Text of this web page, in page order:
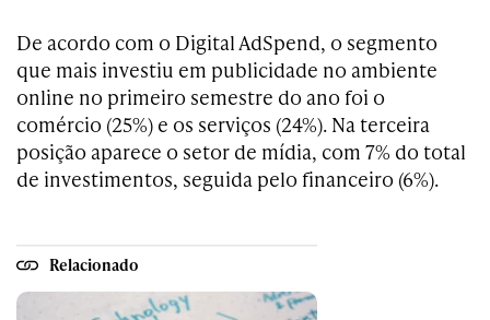
De acordo com o Digital AdSpend, o segmento
que mais investiu em publicidade no ambiente
online no primeiro semestre do ano foi o
comércio (25%) e os serviços (24%). Na terceira
posição aparece o setor de mídia, com 7% do total
de investimentos, seguida pelo financeiro (6%).
Relacionado